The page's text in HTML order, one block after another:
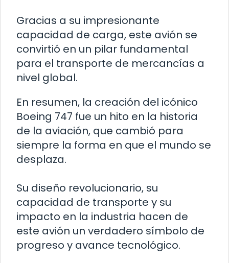
Gracias a su impresionante
capacidad de carga, este avión se
convirtió en un pilar fundamental
para el transporte de mercancías a
nivel global.
En resumen, la creación del icónico
Boeing 747 fue un hito en la historia
de la aviación, que cambió para
siempre la forma en que el mundo se
desplaza.
Su diseño revolucionario, su
capacidad de transporte y su
impacto en la industria hacen de
este avión un verdadero símbolo de
progreso y avance tecnológico.